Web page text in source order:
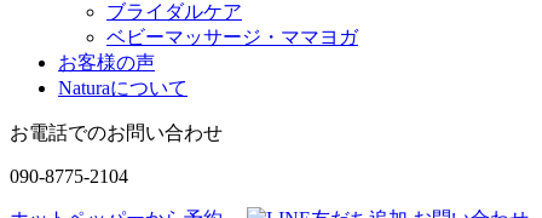
ブライダルケア
ベビーマッサージ・ママヨガ
お客様の声
Naturaについて
お電話でのお問い合わせ
090-8775-2104